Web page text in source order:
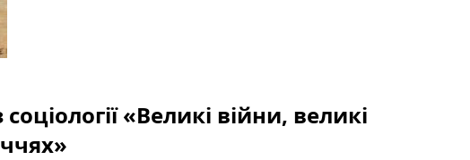
«Великі війни, великі